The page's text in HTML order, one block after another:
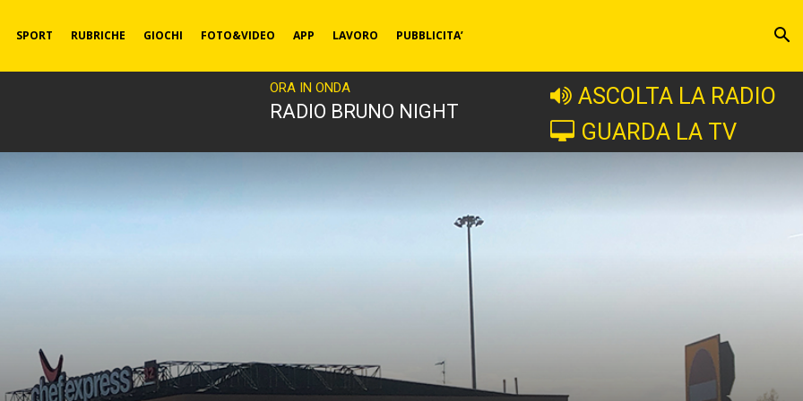
SPORT RUBRICHE GIOCHI FOTO&VIDEO APP LAVORO PUBBLICITA’
ORA IN ONDA
RADIO BRUNO NIGHT
ASCOLTA LA RADIO
GUARDA LA TV